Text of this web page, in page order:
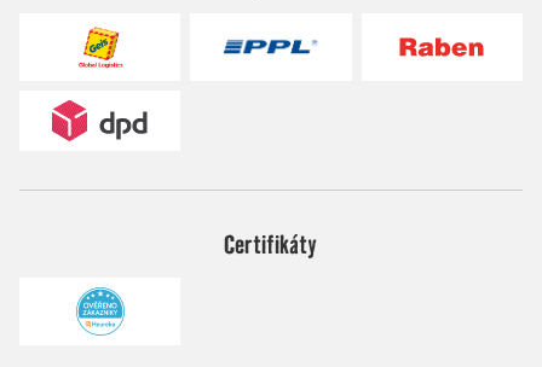
Certifikáty